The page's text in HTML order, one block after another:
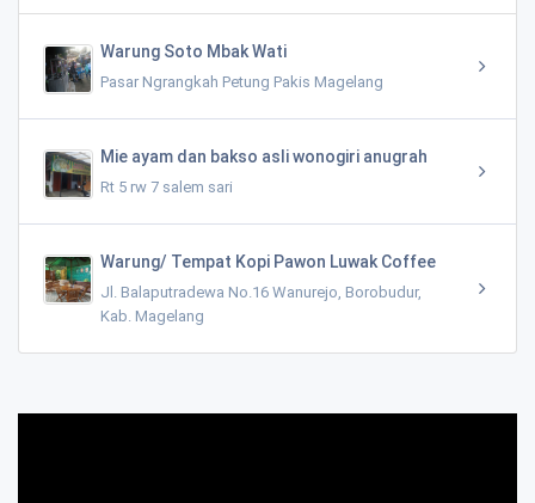
Warung Soto Mbak Wati
Pasar Ngrangkah Petung Pakis Magelang
Mie ayam dan bakso asli wonogiri anugrah
Rt 5 rw 7 salem sari
Warung/ Tempat Kopi Pawon Luwak Coffee
Jl. Balaputradewa No.16 Wanurejo, Borobudur,
Kab. Magelang